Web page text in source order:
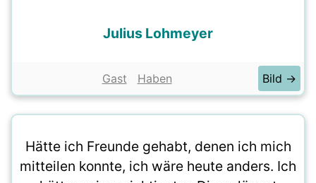
Julius Lohmeyer
Gast Haben Bild →
Hätte ich Freunde gehabt, denen ich mich
mitteilen konnte, ich wäre heute anders. Ich